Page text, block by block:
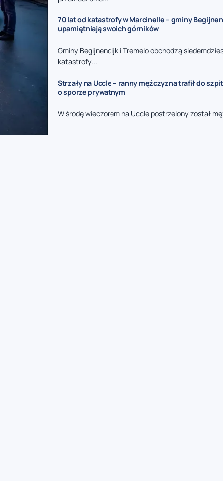
70 lat od katastrofy w Marcinelle – gminy
upamiętniają swoich górników
Gminy Begijnendijk i Tremelo obchodzą
katastrofy...
Strzały na Uccle – ranny mężczyzna trafił do
o sporze prywatnym
W środę wieczorem na Uccle postrzelony został